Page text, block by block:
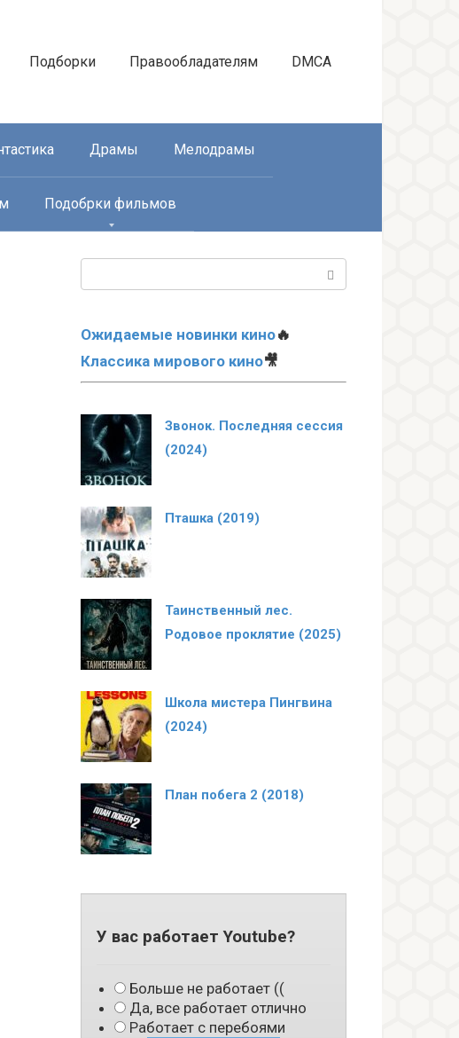
Подборки Правообладателям DMCA
Драмы Мелодрамы
Подобрки фильмов
Ожидаемые новинки кино🔥
Классика мирового кино🎥
Звонок. Последняя сессия
(2024)
Пташка (2019)
Таинственный лес.
Родовое проклятие (2025)
Школа мистера Пингвина
(2024)
План побега 2 (2018)
У вас работает Youtube?
Больше не работает ((
Да, все работает отлично
Работает с перебоями